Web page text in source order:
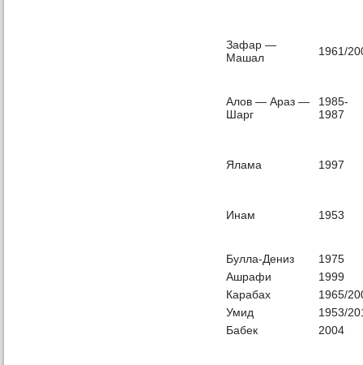
Зафар —
Машал
1961/
Алов — Араз —
Шарг
1985-
1987
Ялама 1997
Инам 1953
Булла-Дениз
1975
Ашрафи
1999
Карабах
1965/
Умид
1953/
Бабек
2004